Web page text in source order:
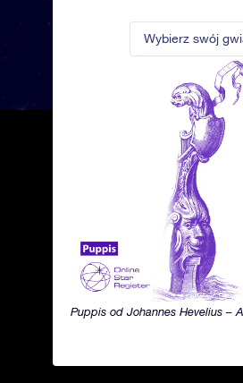
Wybierz swój
Puppis od Johannes Hevelius –